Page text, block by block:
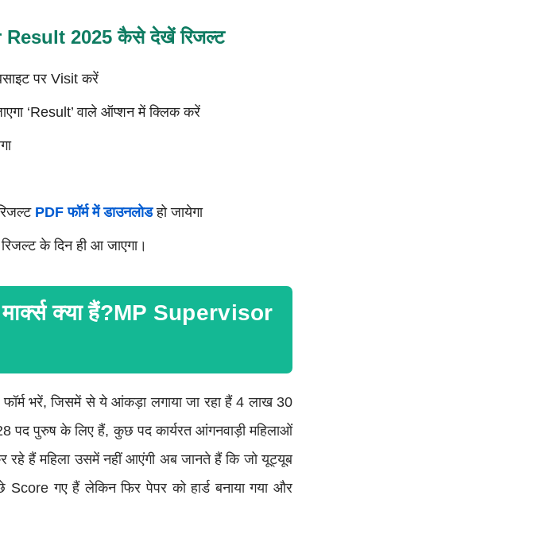
2025 कैसे देखें रिजल्ट
पर Visit करें
‘Result’ वाले ऑप्शन में क्लिक करें
PDF फॉर्म में डाउनलोडहो जायेगा
के दिन ही आ जाएगा।
मार्क्स क्या हैं?MP Supervisor
भरें, जिसमें से ये आंकड़ा लगाया जा रहा हैं 4 लाख 30
पद पुरुष के लिए हैं, कुछ पद कार्यरत आंगनवाड़ी महिलाओं
रहे हैं महिला उसमें नहीं आएंगी अब जानते हैं कि जो यूट्यूब
गए हैं लेकिन फिर पेपर को हार्ड बनाया गया और